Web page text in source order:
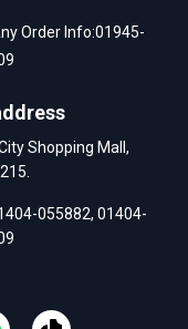
Order Info:01945-
Shopping Mall,
055882, 01404-